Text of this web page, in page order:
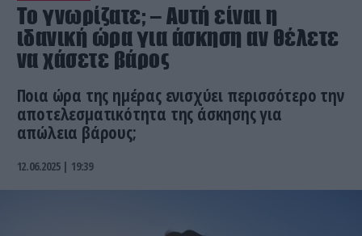
To γνωρίζατε; – Αυτή είναι η
ιδανική ώρα για άσκηση αν θέλετε
να χάσετε βάρος
Ποια ώρα της ημέρας ενισχύει περισσότερο την
αποτελεσματικότητα της άσκησης για
απώλεια βάρους;
12.06.2025 | 19:39